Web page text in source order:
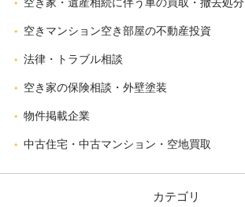
空きマンション空き部屋の不動産投資
法律・トラブル相談
空き家の保険相談・外壁塗装
物件掲載企業
中古住宅・中古マンション・空地買取
カテゴリ